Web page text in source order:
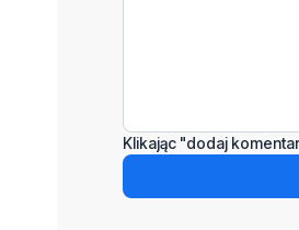
Klikając "dodaj